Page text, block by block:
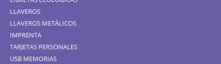
LLAVEROS
LLAVEROS METÁLICOS
IMPRENTA
TARJETAS PERSONALES
USB MEMORIAS